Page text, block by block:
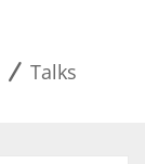
Talks